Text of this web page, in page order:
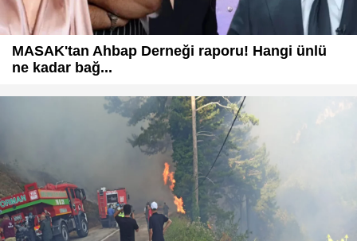
MASAK'tan Ahbap Derneği raporu! Hangi ünlü
ne kadar bağ...